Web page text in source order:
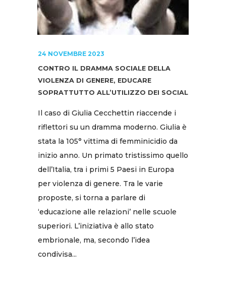
24 NOVEMBRE 2023
CONTRO IL DRAMMA SOCIALE DELLA
VIOLENZA DI GENERE, EDUCARE
SOPRATTUTTO ALL’UTILIZZO DEI SOCIAL
Il caso di Giulia Cecchettin riaccende i
riflettori su un dramma moderno. Giulia è
stata la 105° vittima di femminicidio da
inizio anno. Un primato tristissimo quello
dell’Italia, tra i primi 5 Paesi in Europa
per violenza di genere. Tra le varie
proposte, si torna a parlare di
‘educazione alle relazioni’ nelle scuole
superiori. L’iniziativa è allo stato
embrionale, ma, secondo l’idea
condivisa...